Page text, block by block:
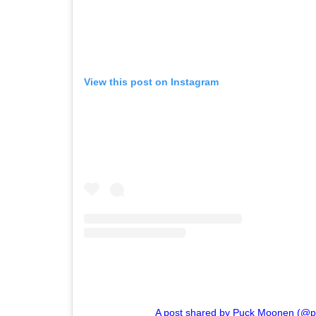
View this post on Instagram
A post shared by Puck Moonen